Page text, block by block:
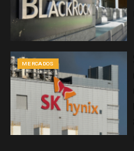
MERCADOS